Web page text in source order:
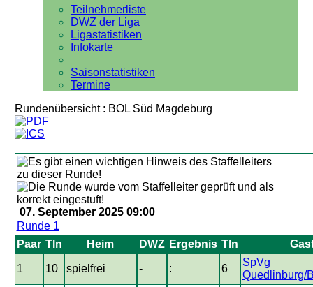
Teilnehmerliste
DWZ der Liga
Ligastatistiken
Infokarte
Saisonstatistiken
Termine
Rundenübersicht : BOL Süd Magdeburg
07. September 2025 09:00
Runde 1
Paar Tln Heim DWZ Ergebnis Tln
1 10 spielfrei - : 6
SpVg
Quedlinburg/